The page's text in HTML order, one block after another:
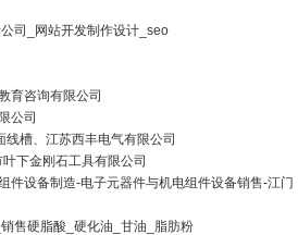
司_网站开发制作设计_seo
育咨询有限公司
公司
槽、江苏西丰电气有限公司
下金刚石工具有限公司
件设备制造-电子元器件与机电组件设备销售-江门
售硬脂酸_硬化油_甘油_脂肪粉